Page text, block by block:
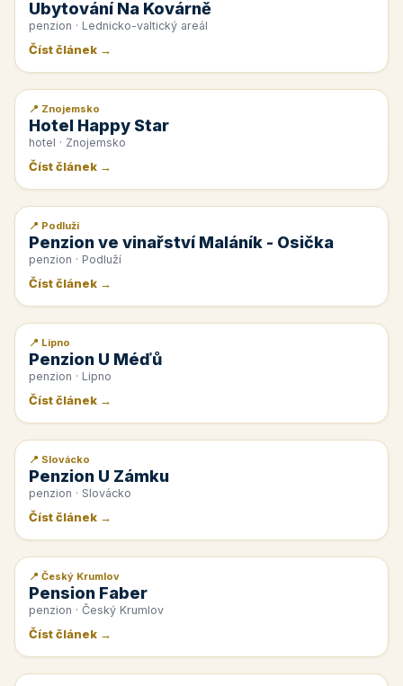
Ubytování Na Kovárně
penzion · Lednicko-valtický areál
Číst článek →
📰 PR článek
📍 Znojemsko
Hotel Happy Star
hotel · Znojemsko
Číst článek →
📰 PR článek
📍 Podluží
Penzion ve vinařství Maláník - Osička
penzion · Podluží
Číst článek →
📰 PR článek
📍 Lipno
Penzion U Méďů
penzion · Lipno
Číst článek →
📰 PR článek
📍 Slovácko
Penzion U Zámku
penzion · Slovácko
Číst článek →
📰 PR článek
📍 Český Krumlov
Pension Faber
penzion · Český Krumlov
Číst článek →